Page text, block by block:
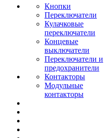
Кнопки
Переключатели
Кулачковые
переключатели
Концевые
выключатели
Переключатели и
предохранители
Контакторы
Модульные
контакторы